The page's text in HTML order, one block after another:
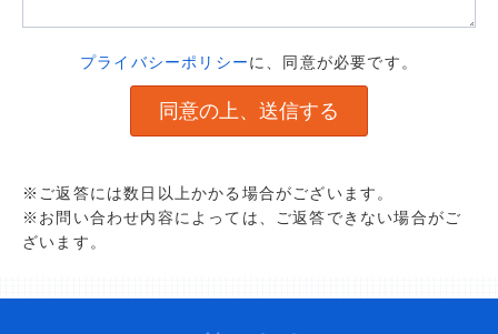
プライバシーポリシーに、同意が必要です。
※ご返答には数日以上かかる場合がございます。
※お問い合わせ内容によっては、ご返答できない場合がご
ざいます。